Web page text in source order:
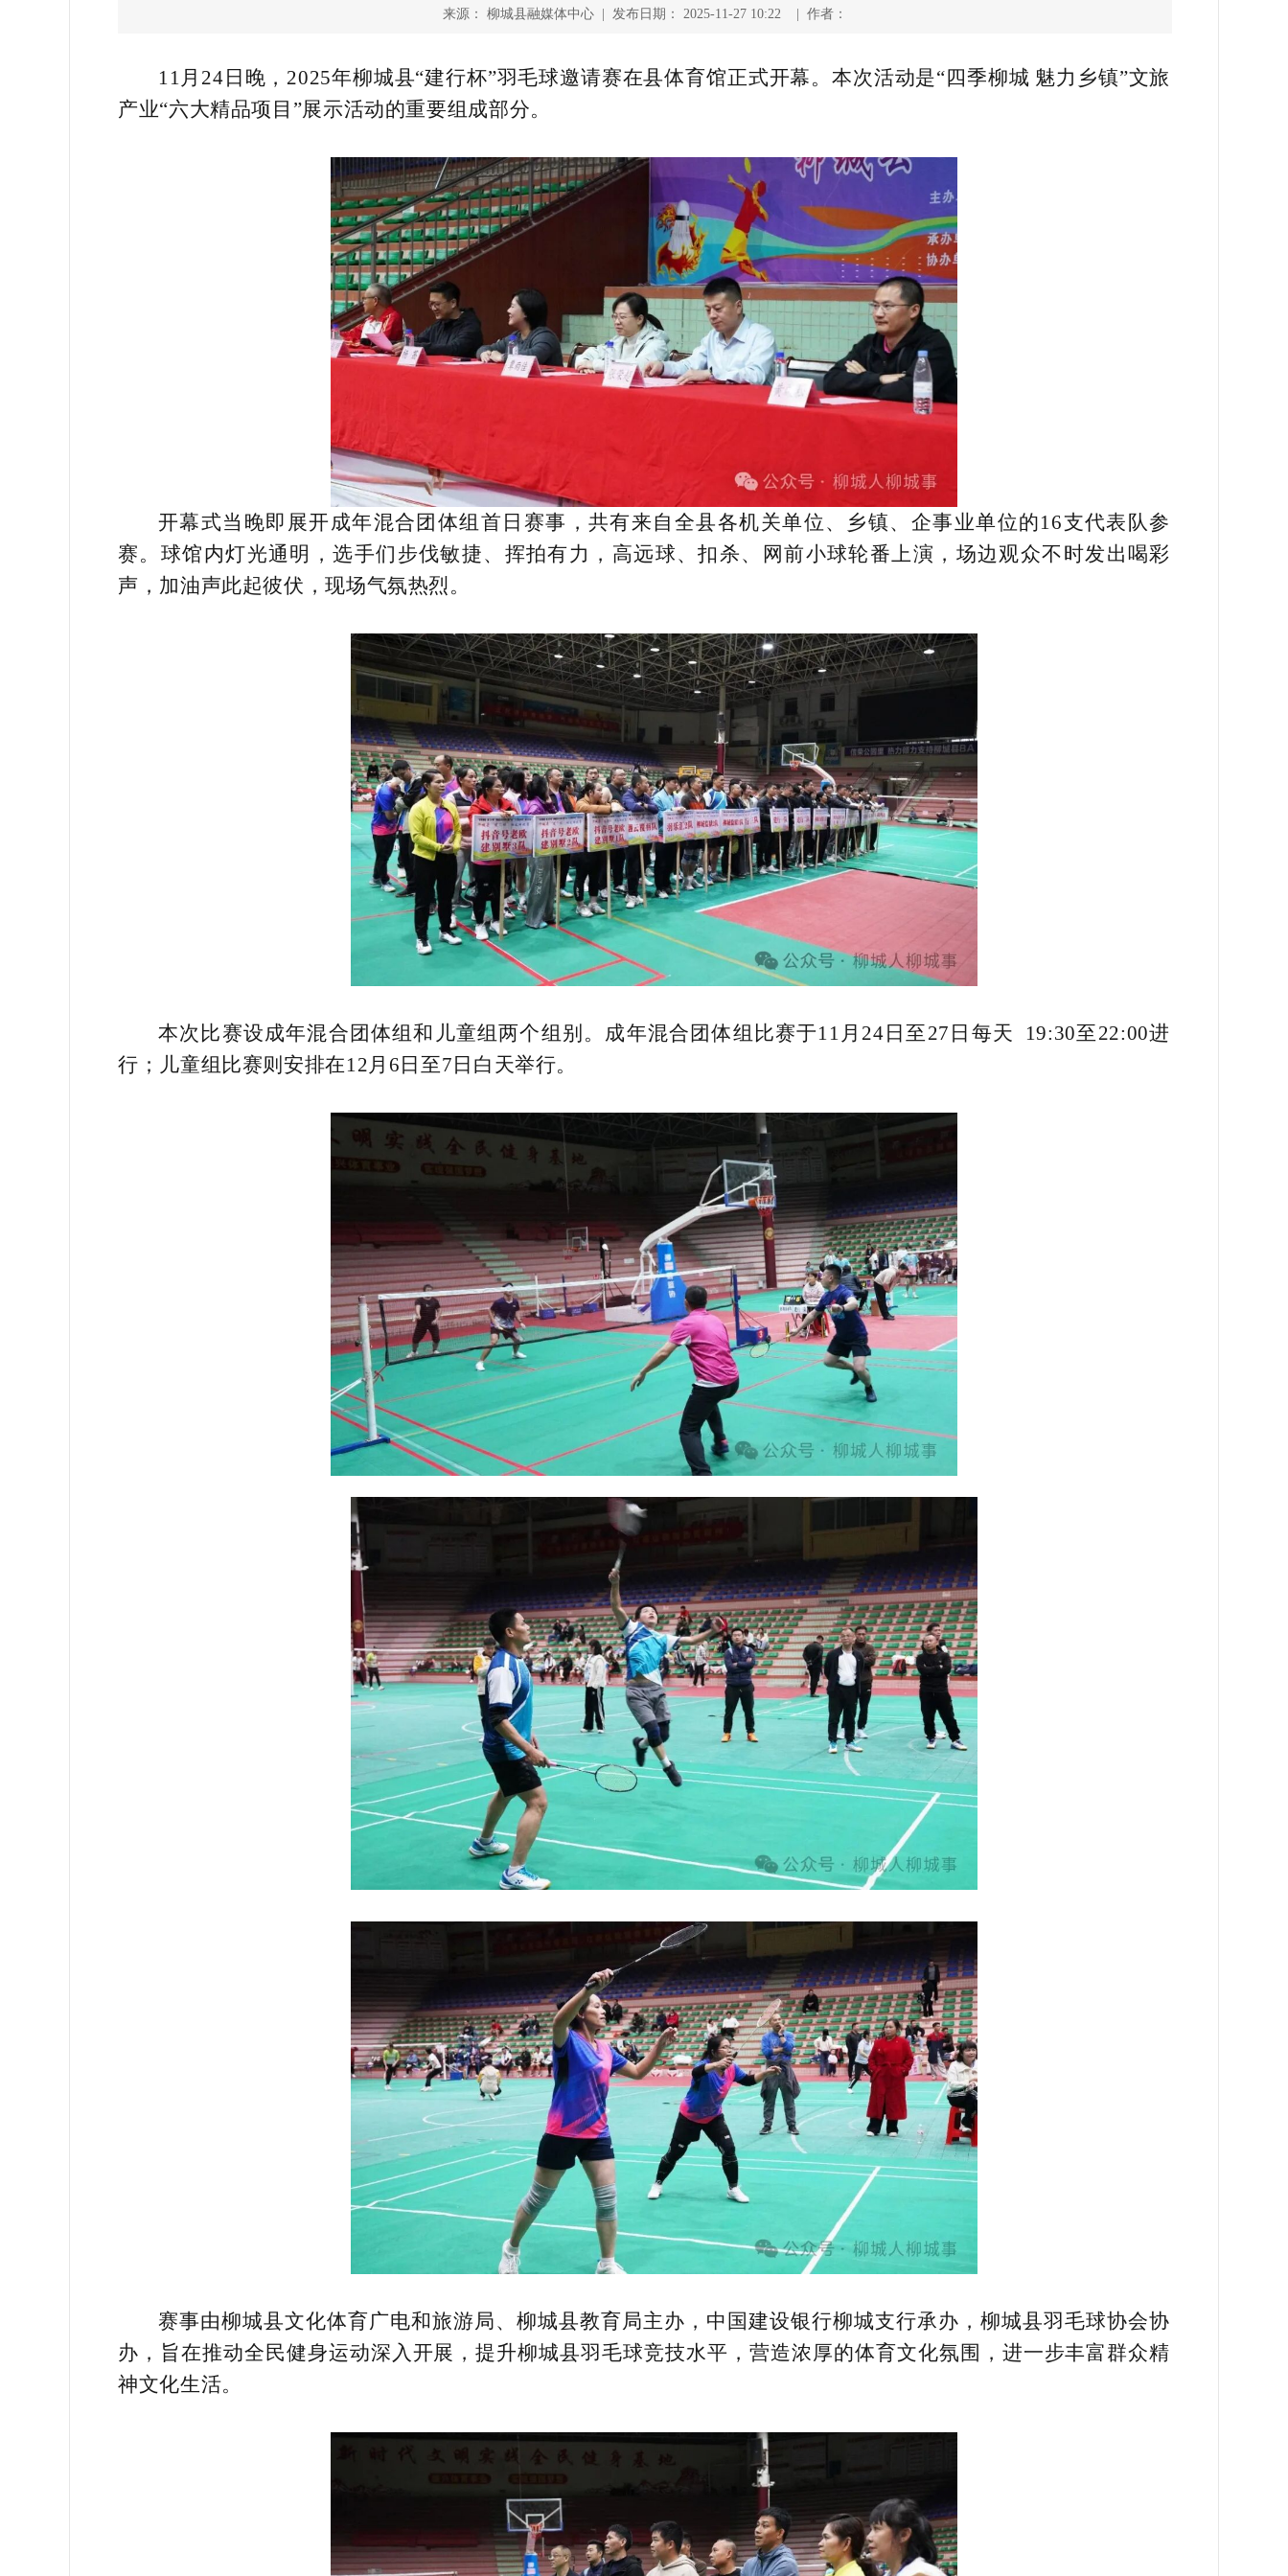
来源： 柳城县融媒体中心 | 发布日期： 2025-11-27 10:22 | 作者：
11月24日晚，2025年柳城县“建行杯”羽毛球邀请赛在县体育馆正式开幕。本次活动是“四季柳城 魅力乡镇”文旅
产业“六大精品项目”展示活动的重要组成部分。
开幕式当晚即展开成年混合团体组首日赛事，共有来自全县各机关单位、乡镇、企事业单位的16支代表队参
赛。球馆内灯光通明，选手们步伐敏捷、挥拍有力，高远球、扣杀、网前小球轮番上演，场边观众不时发出喝彩
声，加油声此起彼伏，现场气氛热烈。
本次比赛设成年混合团体组和儿童组两个组别。成年混合团体组比赛于11月24日至27日每天 19:30至22:00进
行；儿童组比赛则安排在12月6日至7日白天举行。
赛事由柳城县文化体育广电和旅游局、柳城县教育局主办，中国建设银行柳城支行承办，柳城县羽毛球协会协
办，旨在推动全民健身运动深入开展，提升柳城县羽毛球竞技水平，营造浓厚的体育文化氛围，进一步丰富群众精
神文化生活。